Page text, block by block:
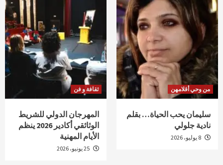
من وحي أقلامهن
سليمان يحب الحياة… بقلم
نادية جلولي
ثقافة و فن
المهرجان الدولي للشريط
الوثائقي أكادير 2026 ينظم
الأيام المهنية